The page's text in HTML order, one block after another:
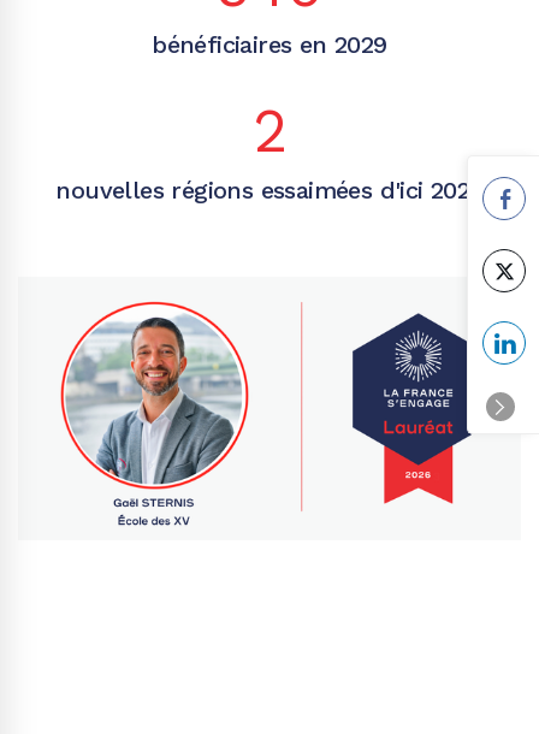
bénéficiaires en 2029
2
nouvelles régions essaimées d'ici 2029